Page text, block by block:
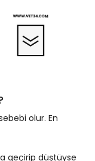
olur. En
geçirip düştüyse